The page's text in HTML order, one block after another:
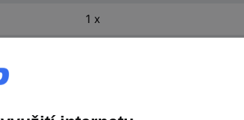
1 x